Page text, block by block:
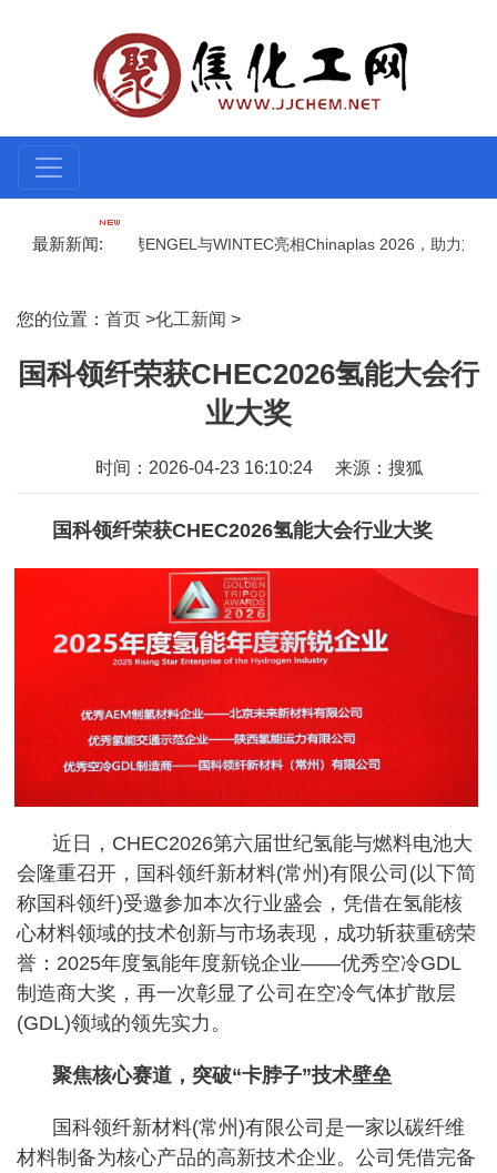
最新新闻:
ENGEL集团携ENGEL与WINTEC亮相Chinaplas 2026，助力加工商
您的位置： 首页 >化工新闻 >
国科领纤荣获CHEC2026氢能大会行
业大奖
时间：2026-04-23 16:10:24 来源：搜狐
国科领纤荣获CHEC2026氢能大会行业大奖
近日，CHEC2026第六届世纪氢能与燃料电池大
会隆重召开，国科领纤新材料(常州)有限公司(以下简
称国科领纤)受邀参加本次行业盛会，凭借在氢能核
心材料领域的技术创新与市场表现，成功斩获重磅荣
誉：2025年度氢能年度新锐企业——优秀空冷GDL
制造商大奖，再一次彰显了公司在空冷气体扩散层
(GDL)领域的领先实力。
聚焦核心赛道，突破“卡脖子”技术壁垒
国科领纤新材料(常州)有限公司是一家以碳纤维
材料制备为核心产品的高新技术企业。公司凭借完备